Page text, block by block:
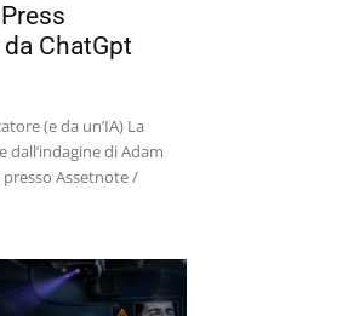
ChatGpt
(e da un’IA) La
dall’indagine di Adam
presso Assetnote /